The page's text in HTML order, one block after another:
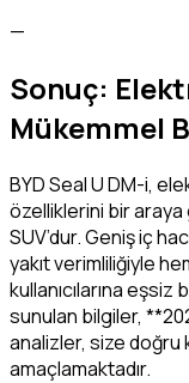
—
Sonuç:
Mükemmel
BYD Seal U DM-i,
özelliklerini bir
SUV’dur. Geniş iç
yakıt verimliliğiyle
kullanıcılarına eşsiz
sunulan bilgiler,
analizler, size doğru
amaçlamaktadır.